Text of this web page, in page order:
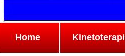
Home